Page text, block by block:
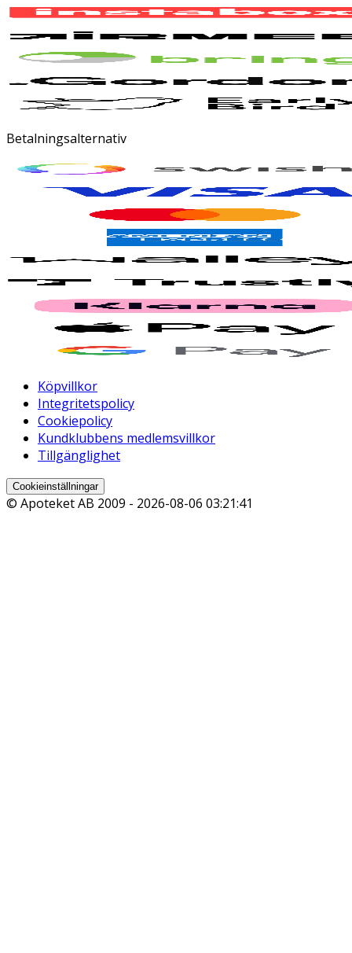
Betalningsalternativ
Köpvillkor
Integritetspolicy
Cookiepolicy
Kundklubbens medlemsvillkor
Tillgänglighet
Cookieinställningar
© Apoteket AB 2009 - 2026-08-06 03:21:41